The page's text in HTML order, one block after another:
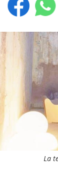
La